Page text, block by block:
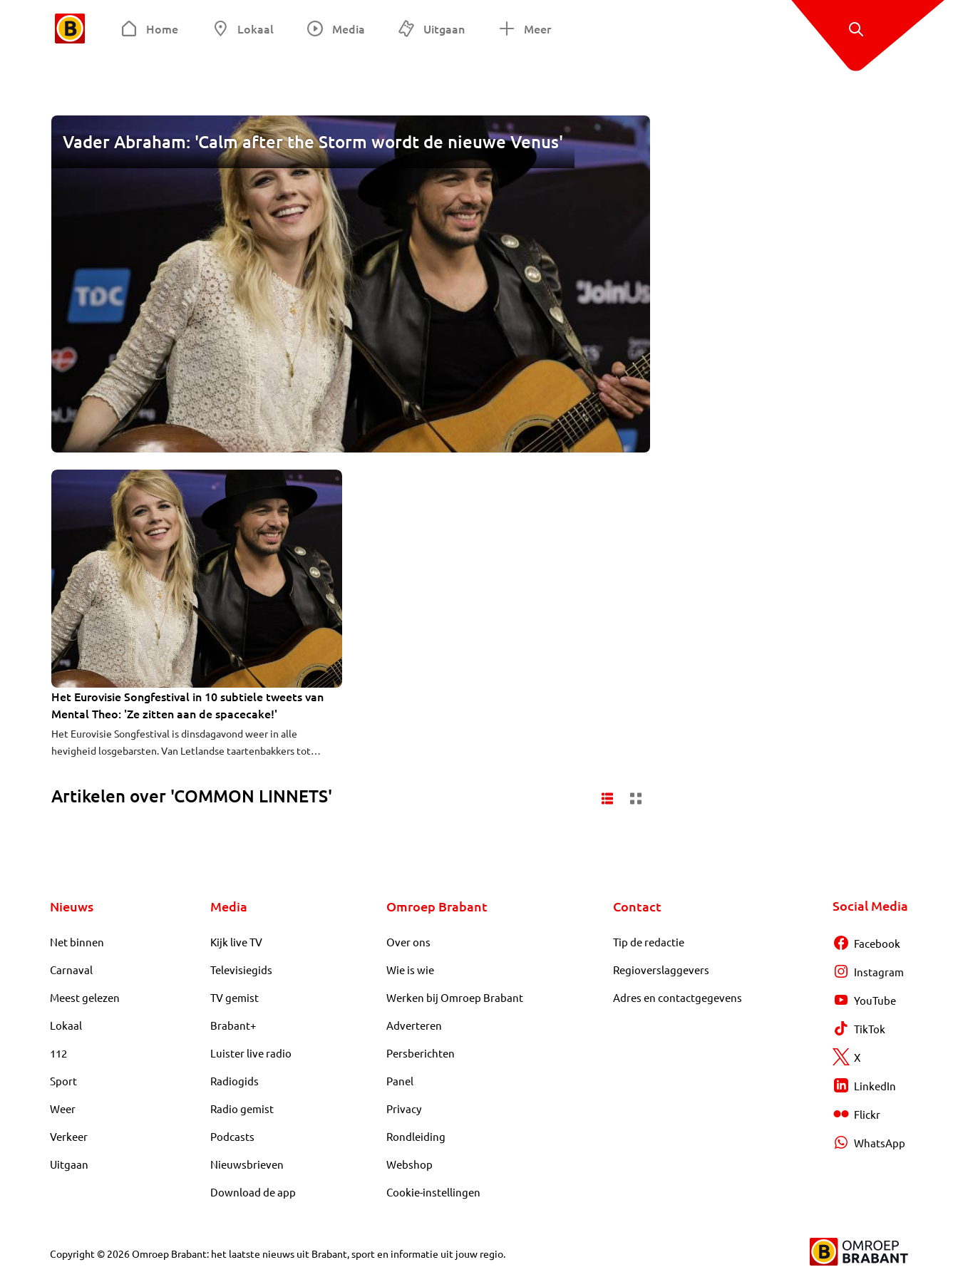
Home Lokaal Media Uitgaan Meer
Vader Abraham: 'Calm after the Storm wordt de nieuwe Venus'
Het Eurovisie Songfestival in 10 subtiele tweets van
Mental Theo: 'Ze zitten aan de spacecake!'
Het Eurovisie Songfestival is dinsdagavond weer in alle
hevigheid losgebarsten. Van Letlandse taartenbakkers tot
even ongefundeerd je mening over te verkondigen. Zoals op
Artikelen over 'COMMON LINNETS'
Nieuws
Net binnen
Carnaval
Meest gelezen
Lokaal
112
Sport
Weer
Verkeer
Uitgaan
Media
Kijk live TV
Televisiegids
TV gemist
Brabant+
Luister live radio
Radiogids
Radio gemist
Podcasts
Nieuwsbrieven
Download de app
Omroep Brabant
Over ons
Wie is wie
Werken bij Omroep Brabant
Adverteren
Persberichten
Panel
Privacy
Rondleiding
Webshop
Cookie-instellingen
Contact
Tip de redactie
Regioverslaggevers
Adres en contactgegevens
Social Media
Facebook
Instagram
YouTube
TikTok
X
LinkedIn
Flickr
WhatsApp
Copyright © 2026Omroep Brabant: het laatste nieuws uit Brabant, sport en informatie uit jouw regio.